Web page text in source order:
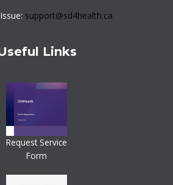
support@sd4health.ca
Links
Request Service
Form